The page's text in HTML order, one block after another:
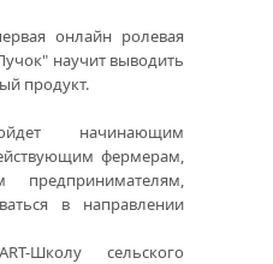
онлайн ролевая
научит выводить
продукт.
начинающим
фермерам,
в направлении
Школу сельского